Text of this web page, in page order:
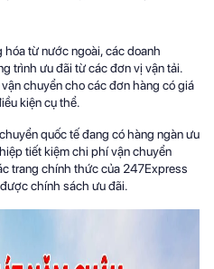
từ nước ngoài, các doanh
trình ưu đãi từ các đơn vị vận tải.
chuyển cho các đơn hàng có giá
kiện cụ thể.
quốc tế đang có hàng ngàn ưu
tiết kiệm chi phí vận chuyển
trang chính thức của 247Express
chính sách ưu đãi.